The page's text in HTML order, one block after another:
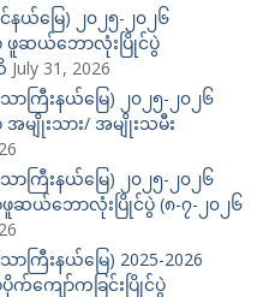
ယ်မြေ) ၂၀၂၅-၂၀၂၆
ဖူဆယ်ဘောလုံးပြိုင်ပွဲ
July 31, 2026
ကြီးနယ်မြေ) ၂၀၂၅-၂၀၂၆
မျိုးသား/ အမျိုးသမီး
ကြီးနယ်မြေ) ၂၀၂၅-၂၀၂၆
ဆယ်ဘောလုံးပြိုင်ပွဲ (၈-၇-၂၀၂၆
ကြီးနယ်မြေ) 2025-2026
က်ကျော်ကခြင်းပြိုင်ပွဲ